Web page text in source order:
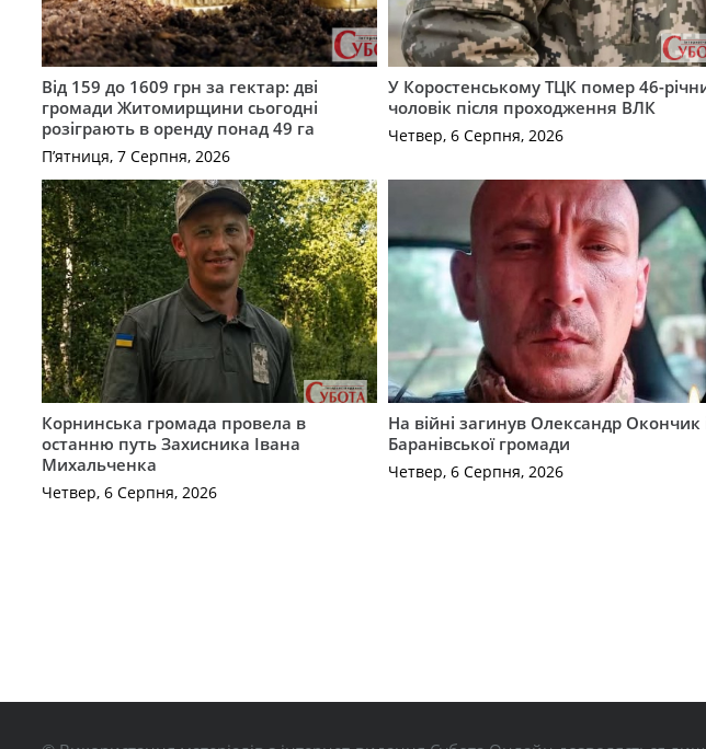
Від 159 до 1609 грн за гектар: дві
громади Житомирщини сьогодні
розіграють в оренду понад 49 га
П’ятниця, 7 Серпня, 2026
У Коростенському ТЦК помер 46-
чоловік після проходження ВЛК
Четвер, 6 Серпня, 2026
Корнинська громада провела в
останню путь Захисника Івана
Михальченка
Четвер, 6 Серпня, 2026
На війні загинув Олександр Окончик
Баранівської громади
Четвер, 6 Серпня, 2026